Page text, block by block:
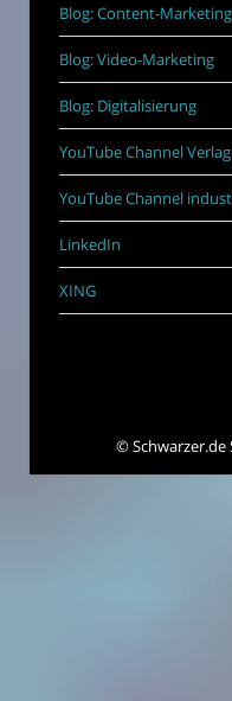
Blog: Content-Marketing
Blog: Video-Marketing
Blog: Digitalisierung
YouTube Channel Verlag
YouTube Channel
LinkedIn
XING
©